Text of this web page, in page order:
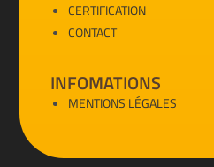
CERTIFICATION
CONTACT
INFOMATIONS
MENTIONS LÉGALES